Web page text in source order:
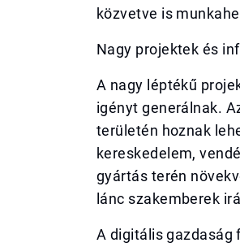
közvetve is
Nagy projektek és
A nagy léptékű
igényt generálnak.
területén hoznak
kereskedelem,
gyártás terén
lánc szakemberek
A digitális gazdaság